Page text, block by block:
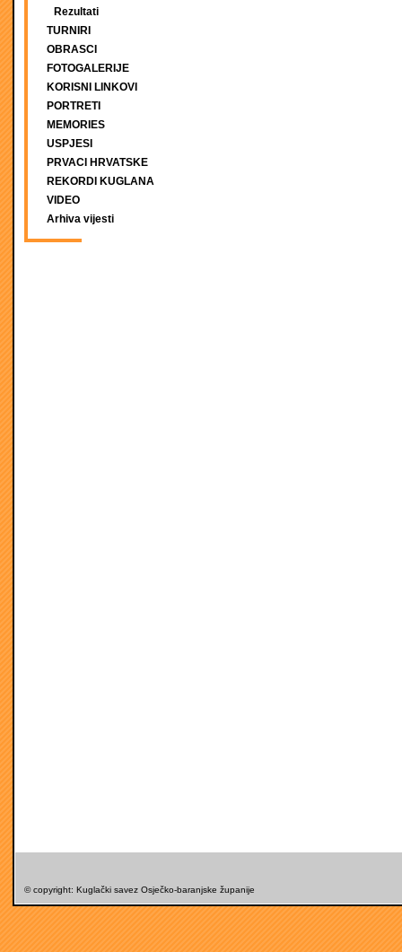
Rezultati
TURNIRI
OBRASCI
FOTOGALERIJE
KORISNI LINKOVI
PORTRETI
MEMORIES
USPJESI
PRVACI HRVATSKE
REKORDI KUGLANA
VIDEO
Arhiva vijesti
© copyright: Kuglački savez Osječko-baranjske županije